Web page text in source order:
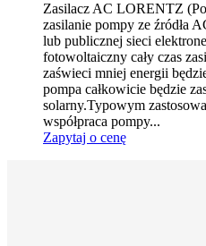
Zasilacz AC LORENTZ
zasilanie pompy ze źródła
lub publicznej sieci
fotowoltaiczny cały czas
zaświeci mniej energii
pompa całkowicie będzie
solarny.Typowym
współpraca pompy...
Zapytaj o cenę